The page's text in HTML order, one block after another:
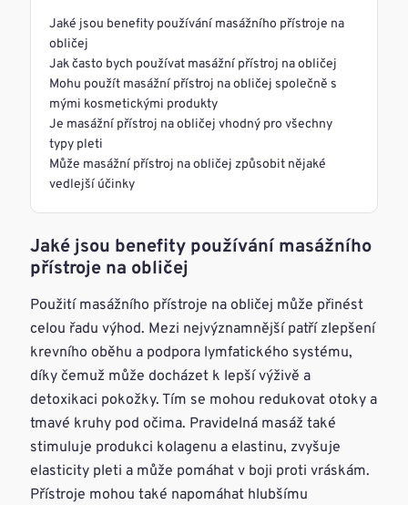
Jaké jsou benefity používání masážního přístroje na
obličej
Jak často bych používat masážní přístroj na obličej
Mohu použít masážní přístroj na obličej společně s
mými kosmetickými produkty
Je masážní přístroj na obličej vhodný pro všechny
typy pleti
Může masážní přístroj na obličej způsobit nějaké
vedlejší účinky
Jaké jsou benefity používání masážního
přístroje na obličej
Použití masážního přístroje na obličej může přinést
celou řadu výhod. Mezi nejvýznamnější patří zlepšení
krevního oběhu a podpora lymfatického systému,
díky čemuž může docházet k lepší výživě a
detoxikaci pokožky. Tím se mohou redukovat otoky a
tmavé kruhy pod očima. Pravidelná masáž také
stimuluje produkci kolagenu a elastinu, zvyšuje
elasticity pleti a může pomáhat v boji proti vráskám.
Přístroje mohou také napomáhat hlubšímu